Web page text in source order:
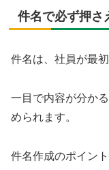
件名で必ず押さ
件名は、社員が最
一目で内容が分か
められます。
件名作成のポイン